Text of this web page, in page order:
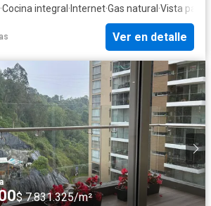
·Cocina integral·Internet·Gas natural·Vista
Ver en detalle
$ 7.831.325/m²